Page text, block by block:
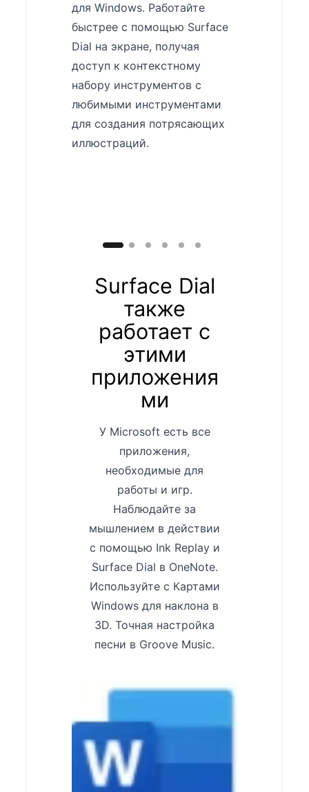
для Windows. Работайте
быстрее с помощью Surface
Dial на экране, получая
доступ к контекстному
набору инструментов с
любимыми инструментами
для создания потрясающих
иллюстраций.
Surface Dial
также
работает с
этими
приложения
ми
У Microsoft есть все
приложения,
необходимые для
работы и игр.
Наблюдайте за
мышлением в действии
с помощью Ink Replay и
Surface Dial в OneNote.
Используйте с Картами
Windows для наклона в
3D. Точная настройка
песни в Groove Music.